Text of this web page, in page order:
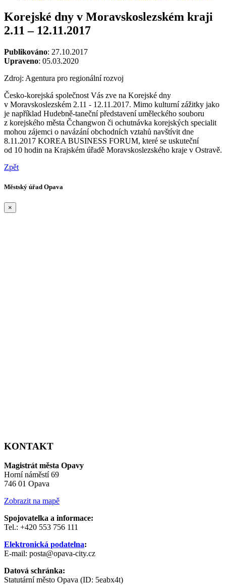
Korejské dny v Moravskoslezském kraji
2.11 – 12.11.2017
Publikováno: 27.10.2017
Upraveno: 05.03.2020
Zdroj: Agentura pro regionální rozvoj
Česko-korejská společnost Vás zve na Korejské dny
v Moravskoslezském 2.11 - 12.11.2017. Mimo kulturní zážitky jako
je například Hudebně-taneční představení uměleckého souboru
z korejského města Čchangwon či ochutnávka korejských specialit
mohou zájemci o navázání obchodních vztahů navštívit dne
8.11.2017 KOREA BUSINESS FORUM, které se uskuteční
od 10 hodin na Krajském úřadě Moravskoslezského kraje v Ostravě.
Zpět
Městský úřad Opava
×
KONTAKT
Magistrát města Opavy
Horní náměstí 69
746 01 Opava
Zobrazit na mapě
Spojovatelka a informace:
Tel.: +420 553 756 111
Elektronická podatelna:
E-mail: posta@opava-city.cz
Datová schránka:
Statutární město Opava (ID: 5eabx4t)